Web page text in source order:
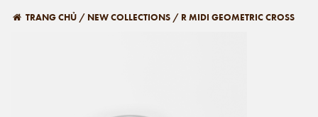
TRANG CHỦ / NEW COLLECTIONS / R MIDI GEOMETRIC CROSS